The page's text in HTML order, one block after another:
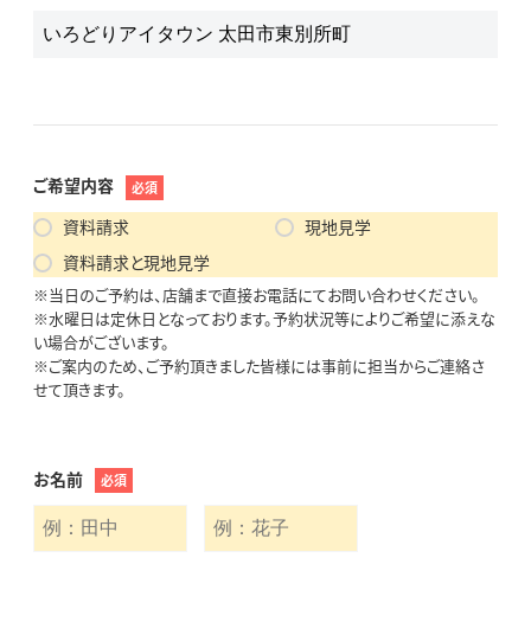
ご希望内容 必須
資料請求
現地見学
資料請求と現地見学
※当日のご予約は、店舗まで直接お電話にてお問い合わせください。
※水曜日は定休日となっております。予約状況等によりご希望に添えな
い場合がございます。
※ご案内のため、ご予約頂きました皆様には事前に担当からご連絡さ
せて頂きます。
お名前 必須